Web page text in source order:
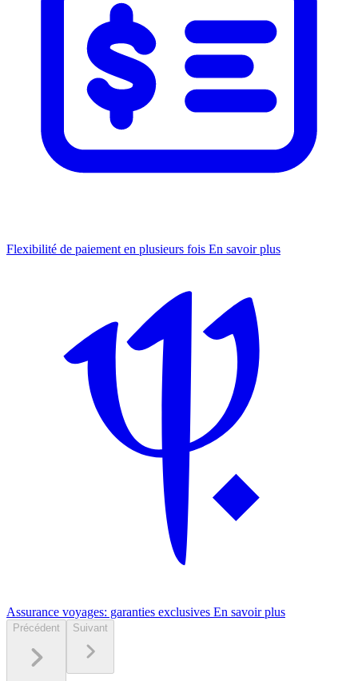
Flexibilité de paiement en plusieurs fois En savoir plus
Assurance voyages: garanties exclusives En savoir plus
Précédent Suivant